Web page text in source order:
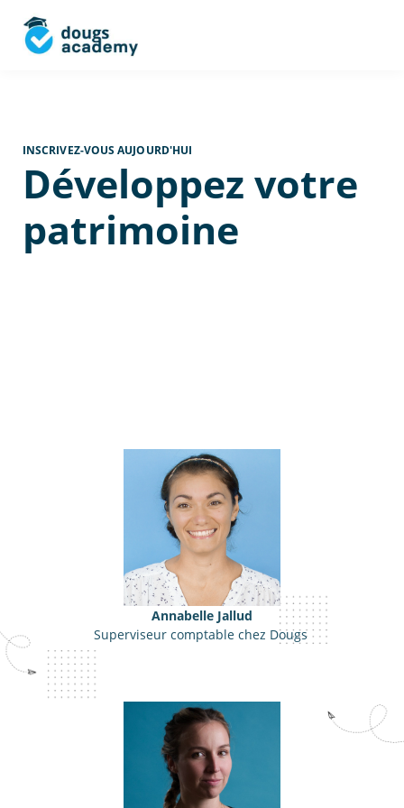
INSCRIVEZ-VOUS AUJOURD'HUI
Développez votre
patrimoine
Annabelle Jallud
Superviseur comptable chez Dougs